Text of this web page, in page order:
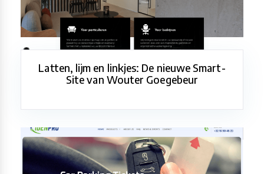
Latten, lijm en linkjes: De nieuwe Smart-
Site van Wouter Goegebeur